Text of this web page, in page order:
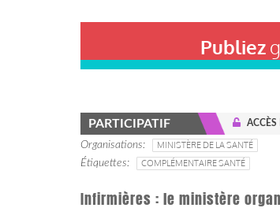
Publiez
PARTICIPATIF ACCÈS
Organisations
MINISTÈRE DE LA SANTÉ
Étiquettes
COMPLÉMENTAIRE SANTÉ
Infirmières : le ministère